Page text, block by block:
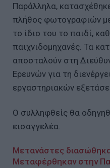
Παράλληλα,
πλήθος φωτογραφιών
το ίδιο του το παιδί,
παιχνιδομηχανές. Τα
αποσταλούν στη
Ερευνών για τη
εργαστηριακών
Ο συλληφθείς θα
εισαγγελέα.
Μετανάστες
Μεταφέρθηκαν στην